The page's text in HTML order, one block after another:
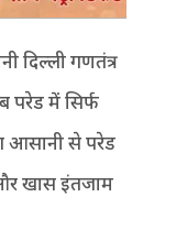
दिल्ली गणतंत्र
परेड में सिर्फ
आसानी से परेड
खास इंतजाम